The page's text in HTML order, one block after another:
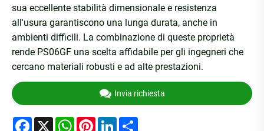
sua eccellente stabilità dimensionale e resistenza
all'usura garantiscono una lunga durata, anche in
ambienti difficili. La combinazione di queste proprietà
rende PS06GF una scelta affidabile per gli ingegneri che
cercano materiali robusti e ad alte prestazioni.
Invia richiesta
Facebook
X WhatsApp
PinterestLinkedIn